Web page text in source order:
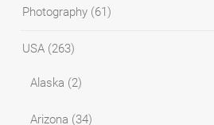
Photography (61)
USA (263)
Alaska (2)
Arizona (34)